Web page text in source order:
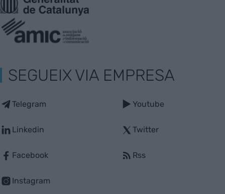
SEGUEIX VIA EMPRESA
Telegram
Linkedin
Facebook
Instagram
Youtube
Twitter
Rss